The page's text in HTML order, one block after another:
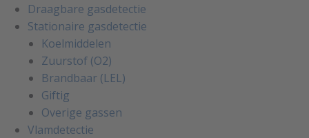
Draagbare gasdetectie
Stationaire gasdetectie
Koelmiddelen
Zuurstof (O2)
Brandbaar (LEL)
Giftig
Overige gassen
Vlamdetectie